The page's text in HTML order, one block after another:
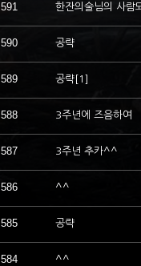
591 한잔의술님의 사람
590 공략
589 공략[1]
588 3주년에 즈음하여
587 3주년 추카^^
586 ^^
585 공략
584 ^^